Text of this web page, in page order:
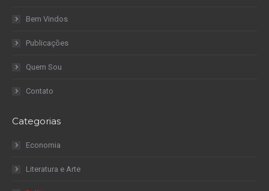
Bem Vindos
Publicações
Quem Sou
Contato
Categorias
Economia
Literatura e Arte